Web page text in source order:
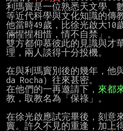
利瑪竇是一位熟悉天文學、
等近代科學與文化知識的傳
他當時49歲，比徐光啟大10
倆惺惺相惜，情不自禁」。
雙方都仰慕彼此的見識與才
理，兩人談得十分投機。
在與利瑪竇別後的幾年，他
da Rocha）往來甚密。
在他們的一再邀請下， 來都
教，取教名為「保祿」。
在徐光啟應試完畢後，刻意
竇。許久不見的重逢，加上